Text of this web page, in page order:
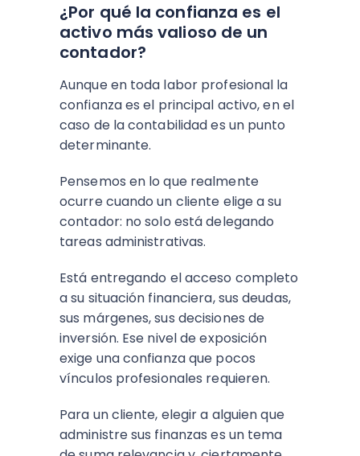
¿Por qué la confianza es el
activo más valioso de un
contador?
Aunque en toda labor profesional la
confianza es el principal activo, en el
caso de la contabilidad es un punto
determinante.
Pensemos en lo que realmente
ocurre cuando un cliente elige a su
contador: no solo está delegando
tareas administrativas.
Está entregando el acceso completo
a su situación financiera, sus deudas,
sus márgenes, sus decisiones de
inversión. Ese nivel de exposición
exige una confianza que pocos
vínculos profesionales requieren.
Para un cliente, elegir a alguien que
administre sus finanzas es un tema